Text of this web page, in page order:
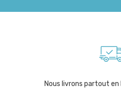
Nous livrons partout en